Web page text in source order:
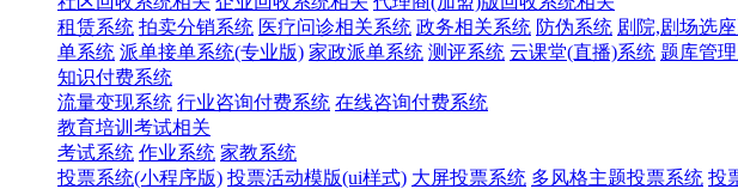
租赁系统 拍卖分销系统 医疗问诊相关系统 政务相关系统 防伪系统 剧院,剧场选
单系统 派单接单系统(专业版) 家政派单系统 测评系统 云课堂(直播)系统 题库管
知识付费系统
流量变现系统 行业咨询付费系统 在线咨询付费系统
教育培训考试相关
考试系统 作业系统 家教系统
投票系统(小程序版) 投票活动模版(ui样式) 大屏投票系统 多风格主题投票系统 投